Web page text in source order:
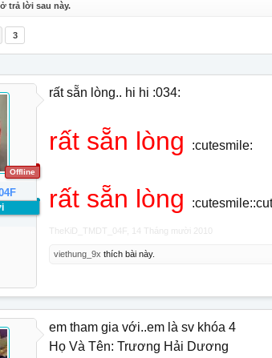
trả lời sau này.
3
Offline
rất sẵn lòng.. hi hi :034:
rất sẵn lòng :cutesmile:
rất sẵn lòng
TheKiD_TMDT_04F 14 Tháng mười 2010
viethung_9x thích bài này.
em tham gia với..em là sv khóa 4
Họ Và Tên: Trương Hải Dương